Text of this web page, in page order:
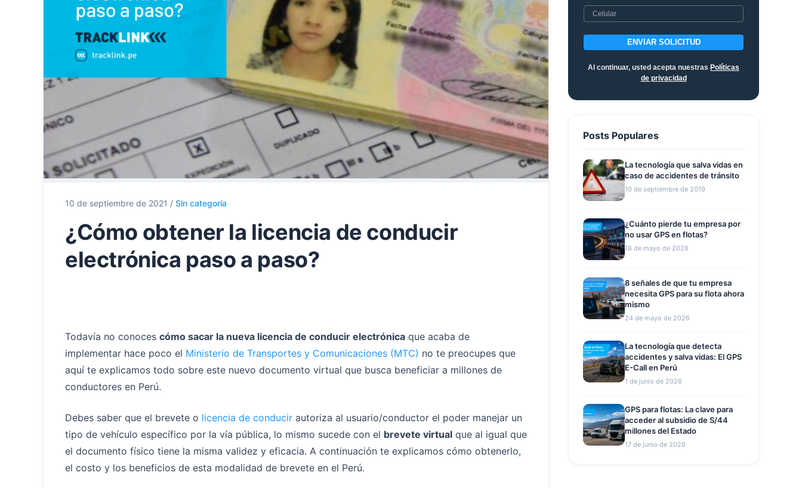
10 de septiembre de 2021 / Sin categoría
¿Cómo obtener la licencia de conducir
electrónica paso a paso?
Todavía no conoces cómo sacar la nueva licencia de conducir electrónica que acaba de
implementar hace poco el Ministerio de Transportes y Comunicaciones (MTC) no te preocupes que
aquí te explicamos todo sobre este nuevo documento virtual que busca beneficiar a millones de
conductores en Perú.
Debes saber que el brevete o licencia de conducir autoriza al usuario/conductor el poder manejar un
tipo de vehículo específico por la vía pública, lo mismo sucede con el brevete virtual que al igual que
el documento físico tiene la misma validez y eficacia. A continuación te explicamos cómo obtenerlo,
el costo y los beneficios de esta modalidad de brevete en el Perú.
ENVIAR SOLICITUD
Al continuar, usted acepta nuestras Políticas
de privacidad
Posts Populares
La tecnología que salva vidas en
caso de accidentes de tránsito
10 de septiembre de 2019
¿Cuánto pierde tu empresa por
no usar GPS en flotas?
18 de mayo de 2026
8 señales de que tu empresa
necesita GPS para su flota ahora
mismo
24 de mayo de 2026
La tecnología que detecta
accidentes y salva vidas: El GPS
E-Call en Perú
1 de junio de 2026
GPS para flotas: La clave para
acceder al subsidio de S/44
millones del Estado
17 de junio de 2026